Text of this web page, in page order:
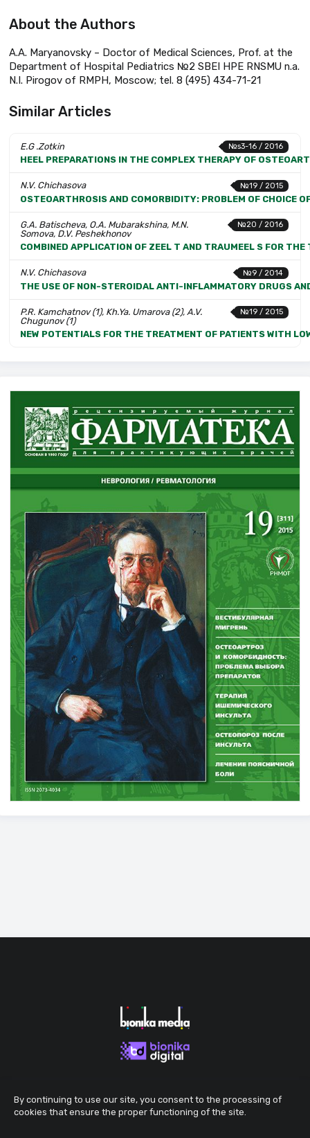
About the Authors
A.A. Maryanovsky – Doctor of Medical Sciences, Prof. at the
Department of Hospital Pediatrics №2 SBEI HPE RNSMU n.a.
N.I. Pirogov of RMPH, Moscow; tel. 8 (495) 434-71-21
Similar Articles
№s3-16 / 2016
E.G .Zotkin
HEEL PREPARATIONS IN THE COMPLEX THERAPY OF
№19 / 2015
N.V. Chichasova
OSTEOARTHROSIS AND COMORBIDITY: PROBLEM OF CHOICE
№20 / 2016
G.A. Batischeva, O.A. Mubarakshina, M.N.
Somova, D.V. Peshekhonov
COMBINED APPLICATION OF ZEEL T AND TRAUMEEL S FOR
№9 / 2014
N.V. Chichasova
THE USE OF NON-STEROIDAL ANTI-INFLAMMATORY DRUGS
№19 / 2015
P.R. Kamchatnov (1), Kh.Ya. Umarova (2), A.V.
Chugunov (1)
NEW POTENTIALS FOR THE TREATMENT OF PATIENTS WITH
By continuing to use our site, you consent to the processing of
cookies that ensure the proper functioning of the site.